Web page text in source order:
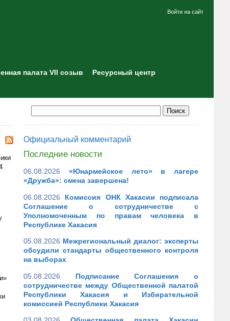
Войти на сайт
палата VII созыв
Ресурсный центр
Официальный комментарий
Последние новости
06.08.2026
«Юнармейское лето» в лагере
«Дружба»: смена завершена!
06.08.2026
Комиссия ОНК Хакасии подписала
Соглашение о сотрудничестве с
Уполномоченным по правам человека в
Республике Хакасия
05.08.2026 Межрегиональный диалог: эксперты
обсудили стандарты общественного контроля
на выборах
05.08.2026
Подписание Соглашения о
сотрудничестве между Общественной палатой
Республики Хакасия и Избирательной
комиссией Республики Хакасия